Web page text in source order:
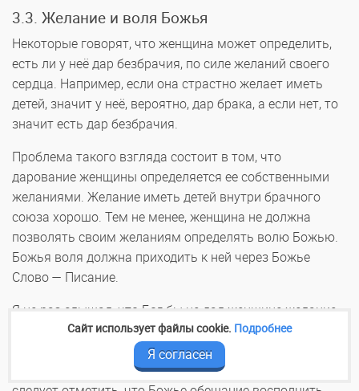
3.3. Желание и воля Божья
Некоторые говорят, что женщина может определить,
есть ли у неё дар безбрачия, по силе желаний своего
сердца. Например, если она страстно желает иметь
детей, значит у неё, вероятно, дар брака, а если нет, то
значит есть дар безбрачия.
Проблема такого взгляда состоит в том, что
дарование женщины определяется ее собственными
желаниями. Желание иметь детей внутри брачного
союза хорошо. Тем не менее, женщина не должна
позволять своим желаниям определять волю Божью.
Божья воля должна приходить к ней через Божье
Слово — Писание.
Я не раз слышал, что Бог бы не дал женщине желание
выйти замуж и родить детей, если бы Он не желал бы
обеспечить её супругом. Поэтому, если у тебя есть
желание, значит ожидай восполнения твоих нужд. Но
Сайт использует файлы cookie. Подробнее
Я согласен